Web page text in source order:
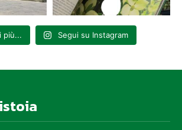
più... Segui su Instagram